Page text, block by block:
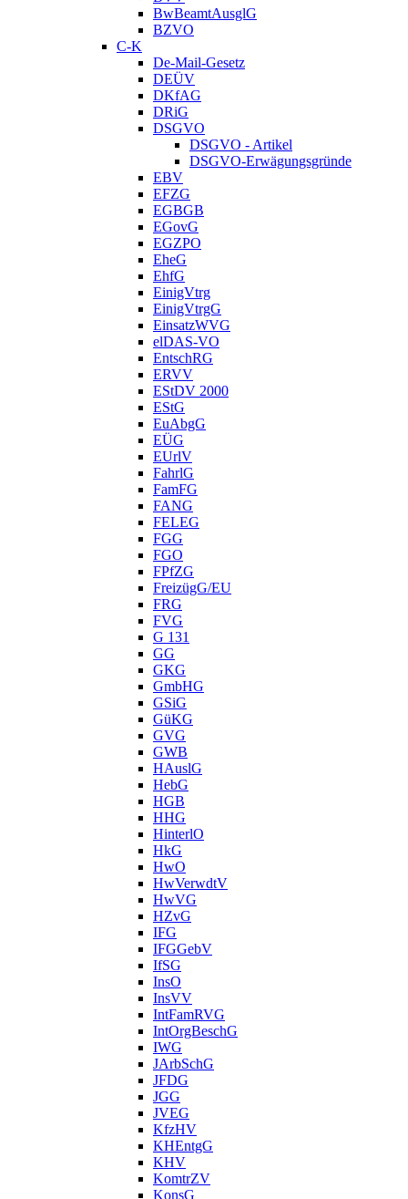
BwBeamtAusglG
BZVO
C-K
De-Mail-Gesetz
DEÜV
DKfAG
DRiG
DSGVO
DSGVO - Artikel
DSGVO-Erwägungsgründe
EBV
EFZG
EGBGB
EGovG
EGZPO
EheG
EhfG
EinigVtrg
EinigVtrgG
EinsatzWVG
elDAS-VO
EntschRG
ERVV
EStDV 2000
EStG
EuAbgG
EÜG
EUrlV
FahrlG
FamFG
FANG
FELEG
FGG
FGO
FPfZG
FreizügG/EU
FRG
FVG
G 131
GG
GKG
GmbHG
GSiG
GüKG
GVG
GWB
HAuslG
HebG
HGB
HHG
HinterlO
HkG
HwO
HwVerwdtV
HwVG
HZvG
IFG
IFGGebV
IfSG
InsO
InsVV
IntFamRVG
IntOrgBeschG
IWG
JArbSchG
JFDG
JGG
JVEG
KfzHV
KHEntgG
KHV
KomtrZV
KonsG